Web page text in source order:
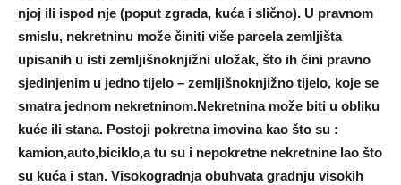
njoj ili ispod nje (poput zgrada, kuća i slično). U pravnom
smislu, nekretninu može činiti više parcela zemljišta
upisanih u isti zemljišnoknjižni uložak, što ih čini pravno
sjedinjenim u jedno tijelo – zemljišnoknjižno tijelo, koje se
smatra jednom nekretninom.Nekretnina može biti u obliku
kuće ili stana. Postoji pokretna imovina kao što su :
kamion,auto,biciklo,a tu su i nepokretne nekretnine lao što
su kuća i stan. Visokogradnja obuhvata gradnju visokih